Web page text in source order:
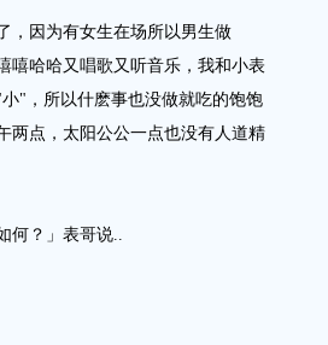
，因为有女生在场所以男生做
嘻哈哈又唱歌又听音乐，我和小表
"，所以什麽事也没做就吃的饱饱
两点，太阳公公一点也没有人道精
何？」表哥说..